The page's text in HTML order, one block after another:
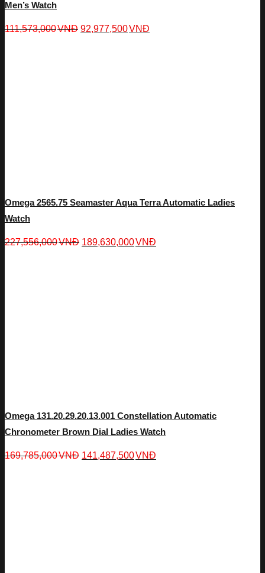
Men’s Watch
111,573,000VNĐ 92,977,500VNĐ
Omega 2565.75 Seamaster Aqua Terra Automatic Ladies
Watch
227,556,000VNĐ 189,630,000VNĐ
Omega 131.20.29.20.13.001 Constellation Automatic
Chronometer Brown Dial Ladies Watch
169,785,000VNĐ 141,487,500VNĐ